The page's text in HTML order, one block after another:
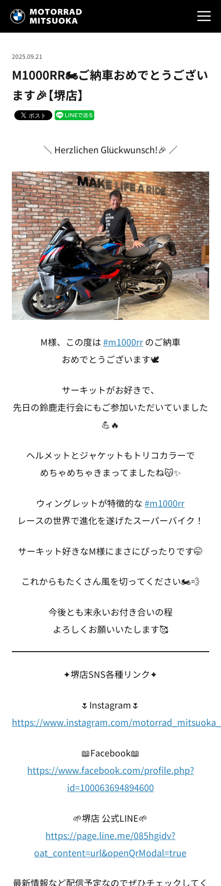
M1000RR🏍ご納車おめでとうござい
ます🎉【堺店】
2025.09.21
＼ Herzlichen Glückwunsch!🎉 ／
M様、この度は#m1000rrのご納車
おめでとうございます🕊
サーキットがお好きで、
先日の鈴鹿走行会にもご参加いただいていました
💪🔥
ヘルメットとジャケットもトリコカラーで
めちゃめちゃきまってましたね😽✨
ウィングレットが特徴的な#m1000rr
レースの世界で進化を遂げたスーパーバイク！
サーキット好きなM様にまさにぴったりです🤭
これからもたくさん風を切ってください🏍💨
今後とも末永いお付き合いの程
よろしくお願いいたします🥰
✦堺店SNS各種リンク✦
🌷Instagram🌷
https://www.instagram.com/
📖Facebook📖
https://www.facebook.com/profile.php?
id=100063694894600
🌱堺店 公式LINE🌱
https://page.line.me/085hgidv?
oat_content=url&openQrModal=true
最新情報など配信予定なのでぜひチェックしてく